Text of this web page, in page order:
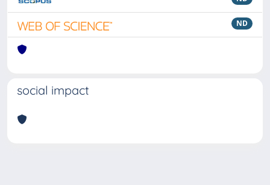
ND
social impact